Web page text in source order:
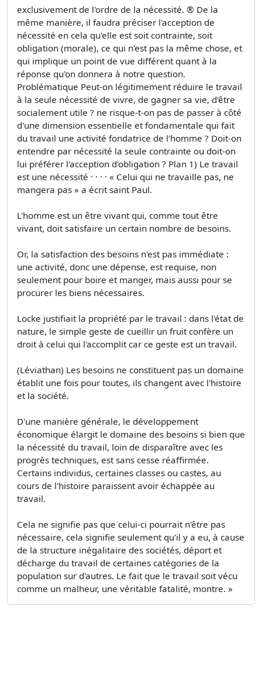
exclusivement de l'ordre de la nécessité. ® De la
même manière, il faudra préciser l'acception de
nécessité en cela qu'elle est soit contrainte, soit
obligation (morale), ce qui n'est pas la même chose, et
qui implique un point de vue différent quant à la
réponse qu'on donnera à notre question.
Problématique Peut-on légitimement réduire le travail
à la seule nécessité de vivre, de gagner sa vie, d'être
socialement utile ? ne risque-t-on pas de passer à côté
d'une dimension essentielle et fondamentale qui fait
du travail une activité fondatrice de l'homme ? Doit-on
entendre par nécessité la seule contrainte ou doit-on
lui préférer l'acception d'obligation ? Plan 1) Le travail
est une nécessité · · · · « Celui qui ne travaille pas, ne
mangera pas » a écrit saint Paul.
L'homme est un être vivant qui, comme tout être
vivant, doit satisfaire un certain nombre de besoins.
Or, la satisfaction des besoins n'est pas immédiate :
une activité, donc une dépense, est requise, non
seulement pour boire et manger, mais aussi pour se
procurer les biens nécessaires.
Locke justifiait la propriété par le travail : dans l'état de
nature, le simple geste de cueillir un fruit confère un
droit à celui qui l'accomplit car ce geste est un travail.
(Léviathan) Les besoins ne constituent pas un domaine
établit une fois pour toutes, ils changent avec l'histoire
et la société.
D'une manière générale, le développement
économique élargit le domaine des besoins si bien que
la nécessité du travail, loin de disparaître avec les
progrès techniques, est sans cesse réaffirmée.
Certains individus, certaines classes ou castes, au
cours de l'histoire paraissent avoir échappée au
travail.
Cela ne signifie pas que celui-ci pourrait n'être pas
nécessaire, cela signifie seulement qu'il y a eu, à cause
de la structure inégalitaire des sociétés, déport et
décharge du travail de certaines catégories de la
population sur d'autres. Le fait que le travail soit vécu
comme un malheur, une véritable fatalité, montre. »